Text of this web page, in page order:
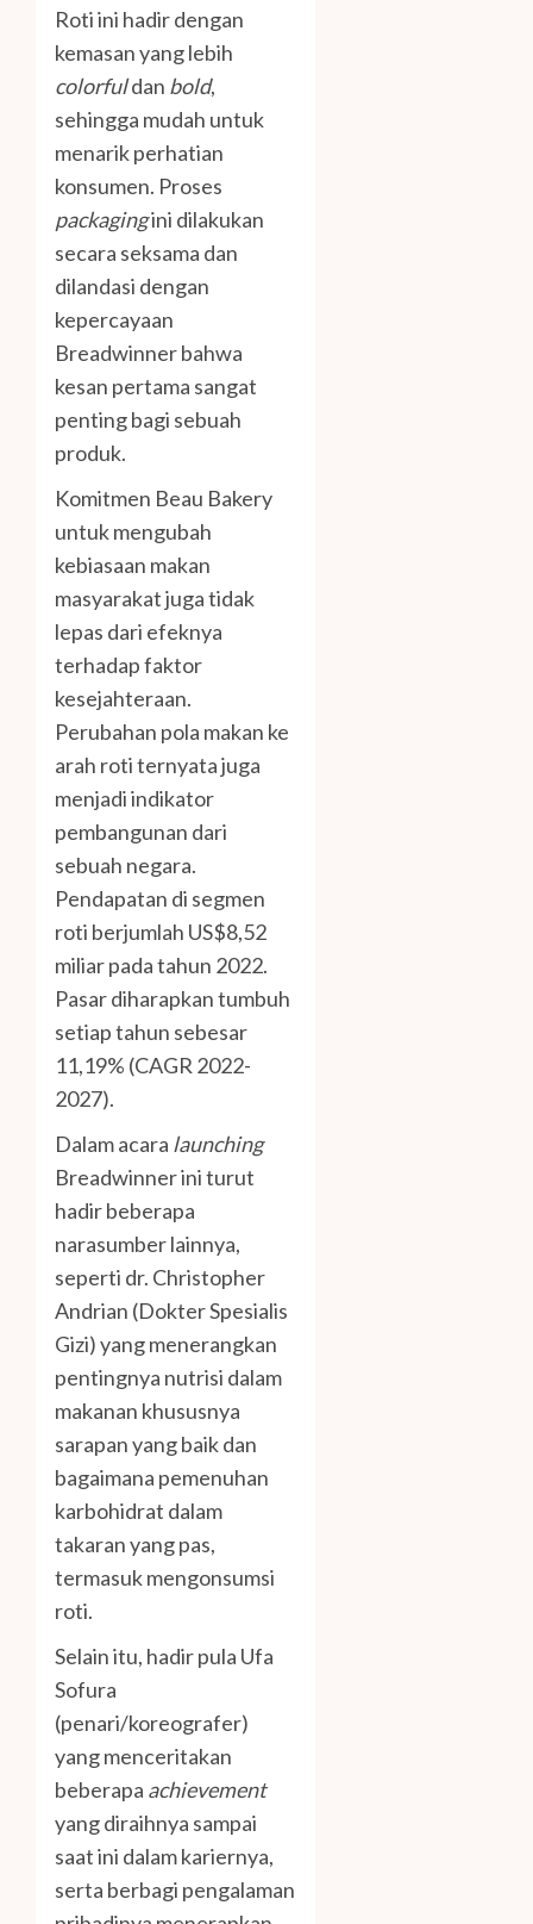
Roti ini hadir dengan
kemasan yang lebih
colorfuldan bold,
sehingga mudah untuk
menarik perhatian
konsumen. Proses
packagingini dilakukan
secara seksama dan
dilandasi dengan
kepercayaan
Breadwinner bahwa
kesan pertama sangat
penting bagi sebuah
produk.
Komitmen Beau Bakery
untuk mengubah
kebiasaan makan
masyarakat juga tidak
lepas dari efeknya
terhadap faktor
kesejahteraan.
Perubahan pola makan ke
arah roti ternyata juga
menjadi indikator
pembangunan dari
sebuah negara.
Pendapatan di segmen
roti berjumlah US$8,52
miliar pada tahun 2022.
Pasar diharapkan tumbuh
setiap tahun sebesar
11,19% (CAGR 2022-
2027).
Dalam acara launching
Breadwinner ini turut
hadir beberapa
narasumber lainnya,
seperti dr. Christopher
Andrian (Dokter Spesialis
Gizi) yang menerangkan
pentingnya nutrisi dalam
makanan khususnya
sarapan yang baik dan
bagaimana pemenuhan
karbohidrat dalam
takaran yang pas,
termasuk mengonsumsi
roti.
Selain itu, hadir pula Ufa
Sofura
(penari/koreografer)
yang menceritakan
beberapa achievement
yang diraihnya sampai
saat ini dalam kariernya,
serta berbagi pengalaman